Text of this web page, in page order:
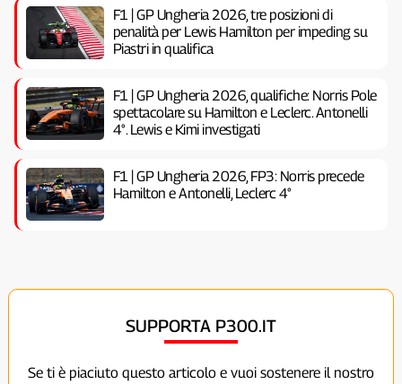
F1 | GP Ungheria 2026, tre posizioni di
penalità per Lewis Hamilton per impeding su
Piastri in qualifica
F1 | GP Ungheria 2026, qualifiche: Norris Pole
spettacolare su Hamilton e Leclerc. Antonelli
4°. Lewis e Kimi investigati
F1 | GP Ungheria 2026, FP3: Norris precede
Hamilton e Antonelli, Leclerc 4°
SUPPORTA P300.IT
Se ti è piaciuto questo articolo e vuoi sostenere il nostro